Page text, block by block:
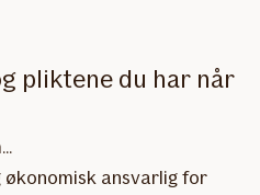
pliktene du har når
økonomisk ansvarlig for